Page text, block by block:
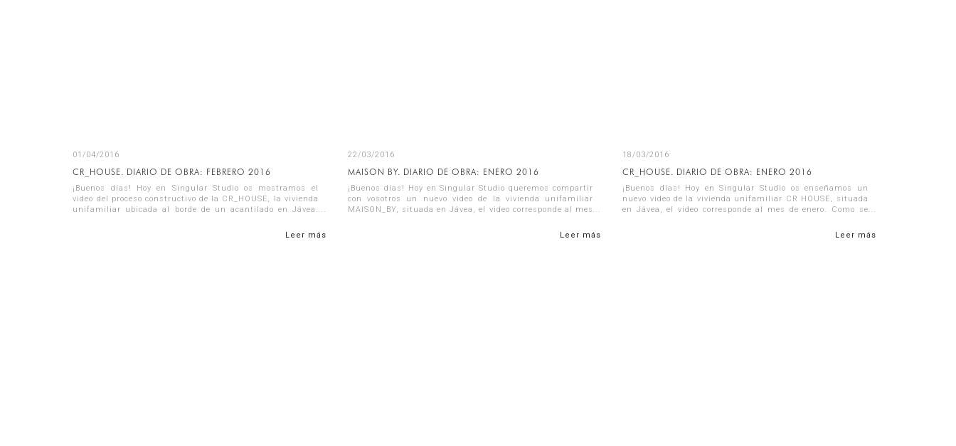
01/04/2016
CR_HOUSE. DIARIO DE OBRA: FEBRERO 2016
¡Buenos días! Hoy en Singular Studio os mostramos el
video del proceso constructivo de la CR_HOUSE, la vivienda
unifamiliar ubicada al borde de un acantilado en Jávea.
Leer más
22/03/2016
MAISON BY. DIARIO DE OBRA: ENERO 2016
¡Buenos días! Hoy en Singular Studio queremos compartir
con vosotros un nuevo video de la vivienda unifamiliar
MAISON_BY, situada en Jávea, el video corresponde al mes
Leer más
18/03/2016
CR_HOUSE. DIARIO DE OBRA: ENERO 2016
¡Buenos días! Hoy en Singular Studio os enseñamos un
nuevo video de la vivienda unifamiliar CR HOUSE, situada
en Jávea, el video corresponde al mes de enero. Como se
Leer más